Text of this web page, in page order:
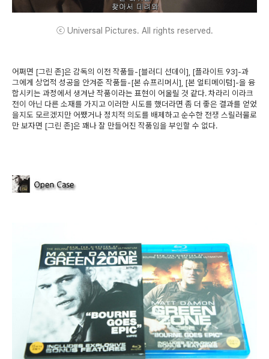
ⓒ Universal Pictures. All rights reserved.
어쩌면 [그린 존]은 감독의 이전 작품들-[블러디 선데이], [플라이트 93]-과
그에게 상업적 성공을 안겨준 작품들-[본 슈프리머시], [본 얼티메이텀]-을 융
합시키는 과정에서 생겨난 작품이라는 표현이 어울릴 것 같다. 차라리 이라크
전이 아닌 다른 소재를 가지고 이러한 시도를 했더라면 좀 더 좋은 결과를 얻었
을지도 모르겠지만 어쨌거나 정치적 의도를 배제하고 순수한 전쟁 스릴러물로
만 보자면 [그린 존]은 꽤나 잘 만들어진 작품임을 부인할 수 없다.